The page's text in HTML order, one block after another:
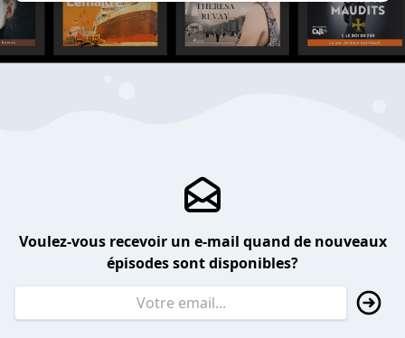
Voulez-vous recevoir un e-mail quand de nouveaux
épisodes sont disponibles?